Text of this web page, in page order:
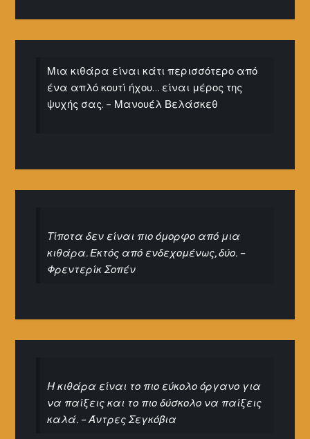
Μια κιθάρα είναι κάτι περισσότερο από
ένα απλό κουτί ήχου… είναι μέρος της
ψυχής σας. – Μανουέλ Βελάσκεθ
Τίποτα δεν είναι πιο όμορφο από μια
κιθάρα. Εκτός από ενδεχομένως, δύο. –
Φρεντερίκ Σοπέν
Η κιθάρα είναι το πιο εύκολο όργανο για
να παίξεις και το πιο δύσκολο να παίξεις
καλά. – Άντρες Σεγκόβια